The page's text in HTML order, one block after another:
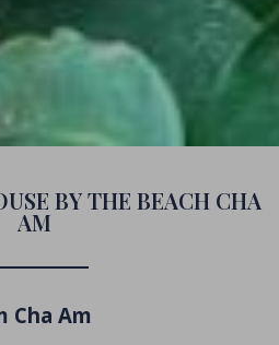
BY THE BEACH CHA
AM
Cha Am